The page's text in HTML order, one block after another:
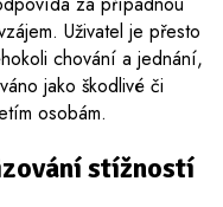
Uživatel je přesto
chování a jednání,
jako škodlivé či
osobám.
stížností